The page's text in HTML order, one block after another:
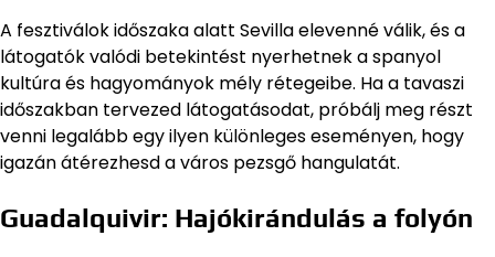
A fesztiválok időszaka alatt Sevilla elevenné válik, és a
látogatók valódi betekintést nyerhetnek a spanyol
kultúra és hagyományok mély rétegeibe. Ha a tavaszi
időszakban tervezed látogatásodat, próbálj meg részt
venni legalább egy ilyen különleges eseményen, hogy
igazán átérezhesd a város pezsgő hangulatát.
Guadalquivir: Hajókirándulás a folyón